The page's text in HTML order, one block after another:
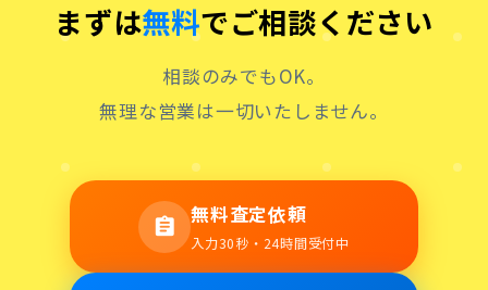
まずは無料でご相談ください
相談のみでもOK。
無理な営業は一切いたしません。
assignment 無料査定依頼
入力30秒・24時間受付中